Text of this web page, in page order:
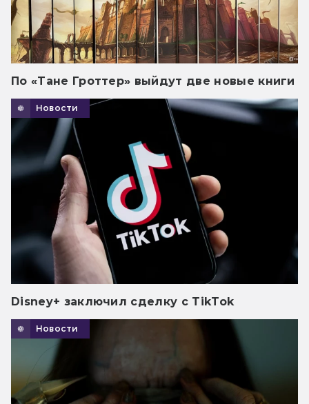
По «Тане Гроттер» выйдут две новые книги
Новости
Disney+ заключил сделку с TikTok
Новости